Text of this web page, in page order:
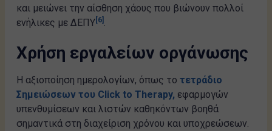
και μειώνει την αίσθηση χάους που βιώνουν πολλοί
ενήλικες με ΔΕΠΥ [6]
Χρήση εργαλείων οργάνωσης
Η αξιοποίηση ημερολογίων, όπως τοτετράδιο
Σημειώσεων του Click to Therapy, εφαρμογών
υπενθυμίσεων και λιστών καθηκόντων βοηθά
σημαντικά στη διαχείριση χρόνου και υποχρεώσεων.